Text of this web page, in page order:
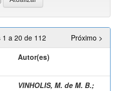
a 20 de 112
Próximo >
Autor(es)
VINHOLIS, M. de M. B.;